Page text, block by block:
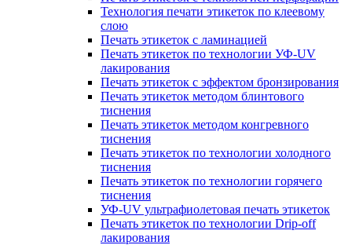
Технология печати этикеток по клеевому
слою
Печать этикеток с ламинацией
Печать этикеток по технологии УФ-UV
лакирования
Печать этикеток с эффектом бронзирования
Печать этикеток методом блинтового
тиснения
Печать этикеток методом конгревного
тиснения
Печать этикеток по технологии холодного
тиснения
Печать этикеток по технологии горячего
тиснения
УФ-UV ультрафиолетовая печать этикеток
Печать этикеток по технологии Drip-off
лакирования